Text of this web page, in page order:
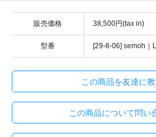
販売価格 38,500円(tax in)
型番 [29-8-06] semoh｜
この商品を友達に
この商品について問い